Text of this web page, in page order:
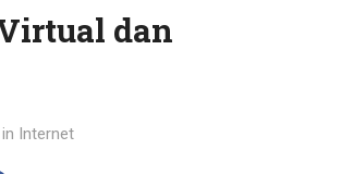
dan
in Internet